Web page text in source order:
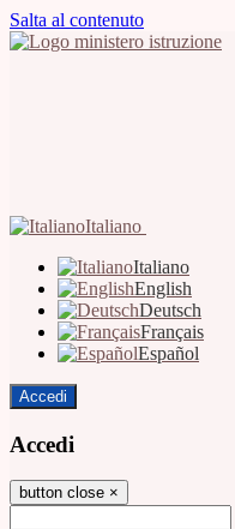
Salta al contenuto
Italiano
Italiano
English
Deutsch
Français
Español
Accedi
Accedi
button close ×